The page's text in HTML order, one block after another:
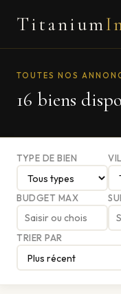
Titanium
TOUTES NOS
16 biens
TYPE DE BIEN
BUDGET MAX
TRIER PAR